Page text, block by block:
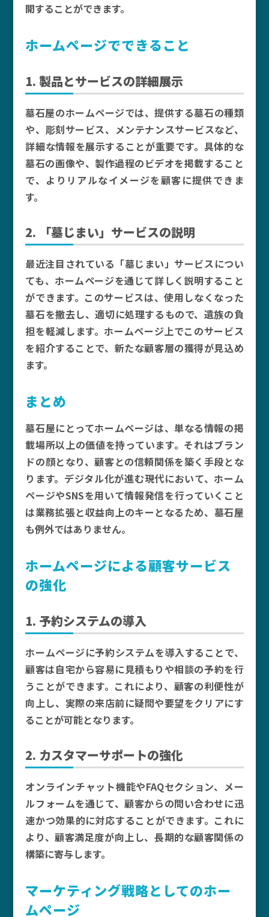
開することができます。
ホームページでできること
1. 製品とサービスの詳細展示
墓石屋のホームページでは、提供する墓石の種類
や、彫刻サービス、メンテナンスサービスなど、
詳細な情報を展示することが重要です。具体的な
墓石の画像や、製作過程のビデオを掲載すること
で、よりリアルなイメージを顧客に提供できま
す。
2. 「墓じまい」サービスの説明
最近注目されている「墓じまい」サービスについ
ても、ホームページを通じて詳しく説明すること
ができます。このサービスは、使用しなくなった
墓石を撤去し、適切に処理するもので、遺族の負
担を軽減します。ホームページ上でこのサービス
を紹介することで、新たな顧客層の獲得が見込め
ます。
まとめ
墓石屋にとってホームページは、単なる情報の掲
載場所以上の価値を持っています。それはブラン
ドの顔となり、顧客との信頼関係を築く手段とな
ります。デジタル化が進む現代において、ホーム
ページやSNSを用いて情報発信を行っていくこと
は業務拡張と収益向上のキーとなるため、墓石屋
も例外ではありません。
ホームページによる顧客サービス
の強化
1. 予約システムの導入
ホームページに予約システムを導入することで、
顧客は自宅から容易に見積もりや相談の予約を行
うことができます。これにより、顧客の利便性が
向上し、実際の来店前に疑問や要望をクリアにす
ることが可能となります。
2. カスタマーサポートの強化
オンラインチャット機能やFAQセクション、メー
ルフォームを通じて、顧客からの問い合わせに迅
速かつ効果的に対応することができます。これに
より、顧客満足度が向上し、長期的な顧客関係の
構築に寄与します。
マーケティング戦略としてのホー
ムページ